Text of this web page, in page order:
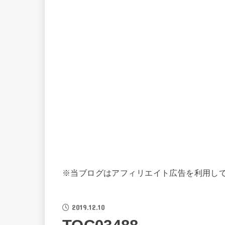
※当ブログはアフィリエイト広告を利用し
2019.12.10